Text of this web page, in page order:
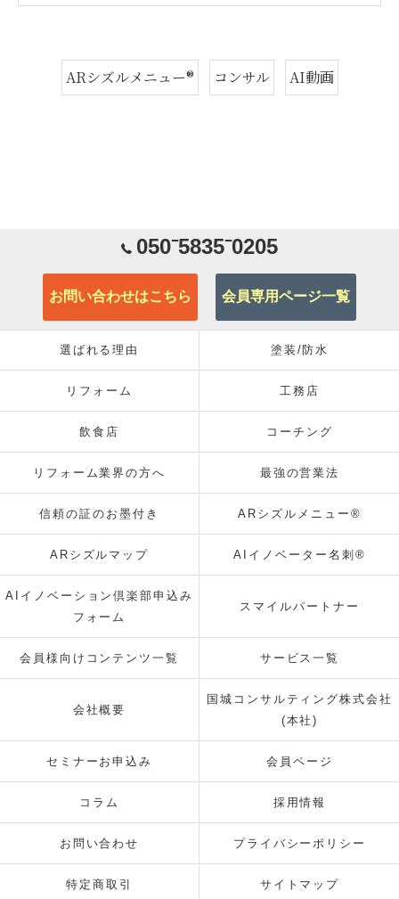
ARシズルメニュー® コンサル AI動画
050⁻5835⁻0205
お問い合わせはこちら 会員専用ページ一覧
選ばれる理由 塗装/防水
リフォーム 工務店
飲食店 コーチング
リフォーム業界の方へ 最強の営業法
信頼の証のお墨付き ARシズルメニュー®
ARシズルマップ AIイノベーター名刺®
AIイノベーション倶楽部申込み
フォーム
スマイルパートナー
会員様向けコンテンツ一覧 サービス一覧
会社概要
国城コンサルティング株式会社
(本社)
セミナーお申込み 会員ページ
コラム 採用情報
お問い合わせ プライバシーポリシー
特定商取引 サイトマップ